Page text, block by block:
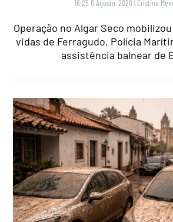
16:25 6 Agosto, 2026 Cristina
Operação no Algar Seco
vidas de Ferragudo, Polícia
assistência balnear de